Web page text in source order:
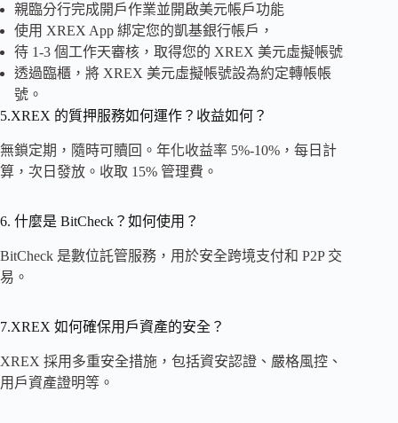
親臨分行完成開戶作業並開啟美元帳戶功能
使用 XREX App 綁定您的凱基銀行帳戶，
待 1-3 個工作天審核，取得您的 XREX 美元虛擬帳號
透過臨櫃，將 XREX 美元虛擬帳號設為約定轉帳帳
號。
5.XREX 的質押服務如何運作？收益如何？
無鎖定期，隨時可贖回。年化收益率 5%-10%，每日計
算，次日發放。收取 15% 管理費。
6. 什麼是 BitCheck？如何使用？
BitCheck 是數位託管服務，用於安全跨境支付和 P2P 交
易。
7.XREX 如何確保用戶資產的安全？
XREX 採用多重安全措施，包括資安認證、嚴格風控、
用戶資產證明等。